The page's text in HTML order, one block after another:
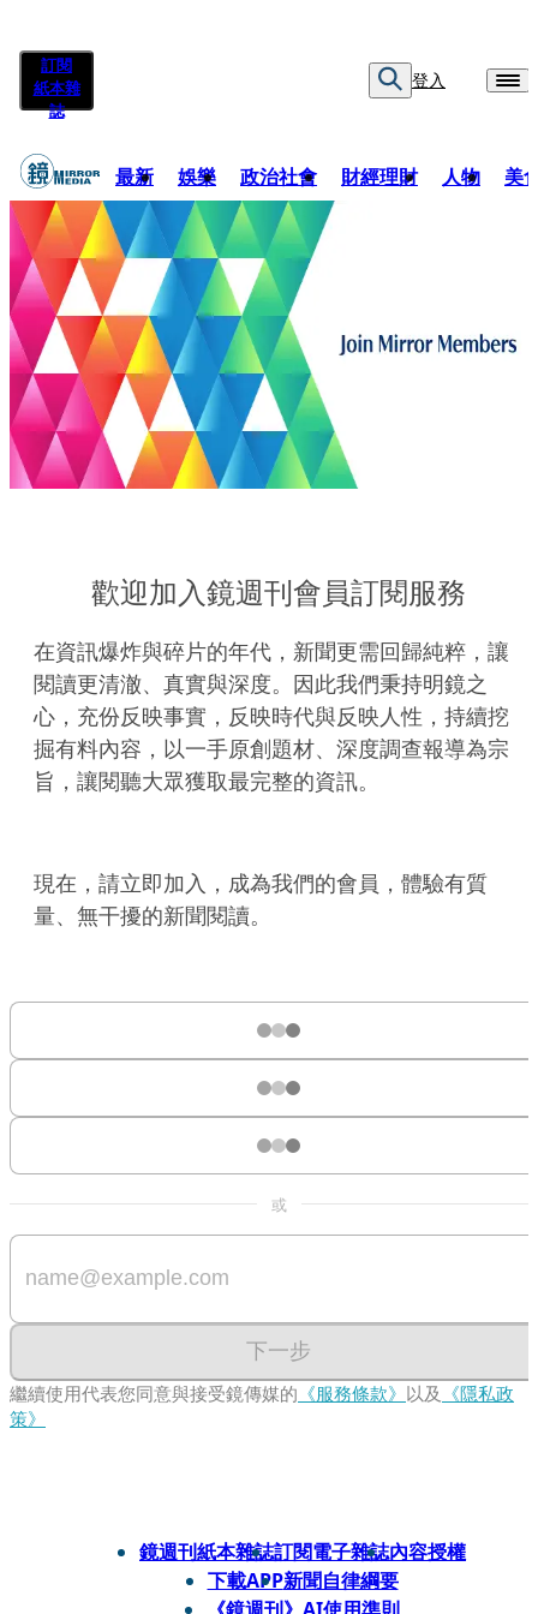
訂閱
紙本雜
誌
登入
最新 娛樂 政治社會 財經理財 人物 美
歡迎加入鏡週刊會員訂閱服務
在資訊爆炸與碎片的年代，新聞更需回歸純粹，讓
閱讀更清澈、真實與深度。因此我們秉持明鏡之
心，充份反映事實，反映時代與反映人性，持續挖
掘有料內容，以一手原創題材、深度調查報導為宗
旨，讓閱聽大眾獲取最完整的資訊。
現在，請立即加入，成為我們的會員，體驗有質
量、無干擾的新聞閱讀。
或
下一步
繼續使用代表您同意與接受鏡傳媒的 《服務條款》 以及 《隱私政
策》
鏡週刊紙本雜誌訂閱電子雜誌內容授權
下載APP新聞自律綱要